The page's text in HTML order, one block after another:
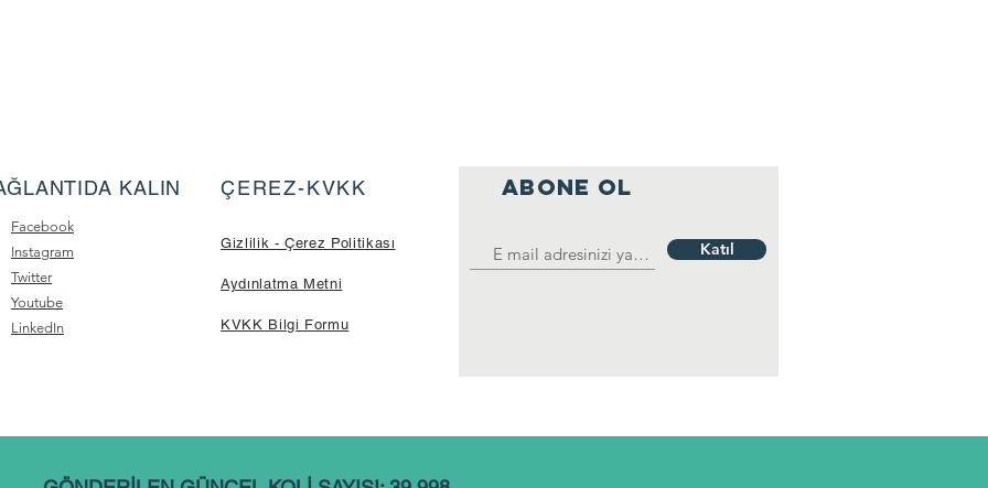
KALIN
Facebook
Instagram
Twitter
Youtube
LinkedIn
ABONE OL
Katıl
ÇEREZ-KVKK
Gizlilik - Çerez Politikası
Aydınlatma Metni
KVKK Bilgi Formu